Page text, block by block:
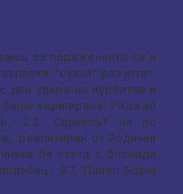
за поражението си в
"сухия" резултат,
два удара на Курбатов и
коригирана: Раджаб
2:2. Сервисът ни по
реализиран от Родичев
бе взета с блокада
9:7, Павел Борш